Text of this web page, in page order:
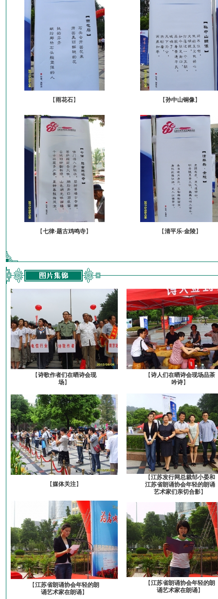
【雨花石】 【孙中山铜像】
【七律·题古鸡鸣寺】 【清平乐·金陵】
【诗歌作者们在晒诗会现
场】
【诗人们在晒诗会现场品茶
吟诗】
【媒体关注】
【江苏发行网总裁邹小晏和
江苏省朗诵协会年轻的朗诵
艺术家们亲切合影】
【江苏省朗诵协会年轻的朗
诵艺术家在朗诵】
【江苏省朗诵协会年轻的朗
诵艺术家在朗诵】